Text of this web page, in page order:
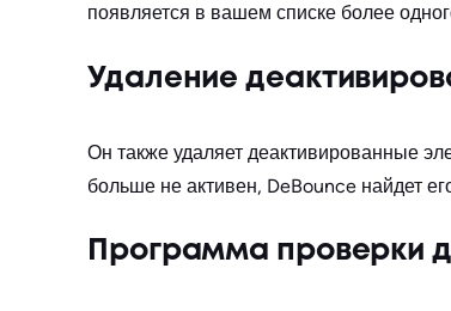
появляется в вашем списке более
Удаление
Он также удаляет деактивированные
больше не активен, DeBounce найдет
Программа проверки